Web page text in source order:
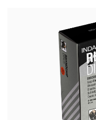
Zubehör/Hilfsmittel
Kleben & Beschichten